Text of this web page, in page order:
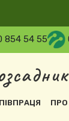
854 54 55
ПРО